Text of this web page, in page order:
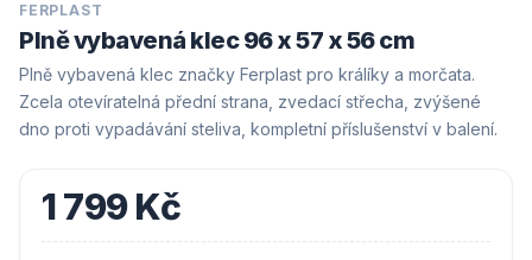
FERPLAST
Plně vybavená klec 96 x 57 x 56 cm
Plně vybavená klec značky Ferplast pro králíky a morčata.
Zcela otevíratelná přední strana, zvedací střecha, zvýšené
dno proti vypadávání steliva, kompletní příslušenství v balení.
1 799 Kč